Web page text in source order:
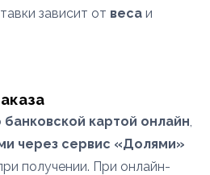
зависит от веса и
банковской картой онлайн,
через сервис «Долями»
получении. При онлайн-